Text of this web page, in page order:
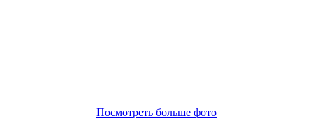
Посмотреть больше фото